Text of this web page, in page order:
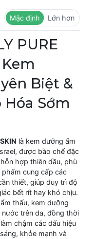
Mặc định Lớn hơn
PURE
Kem
Biệt &
Sớm
là kem dưỡng ẩm
được bào chế đặc
hợp thiên dầu, phù
cung cấp các
thiết, giúp duy trì độ
bết rít hay khó chịu.
thấu, kem dưỡng
trên da, đồng thời
chậm các dấu hiệu
khỏe mạnh và